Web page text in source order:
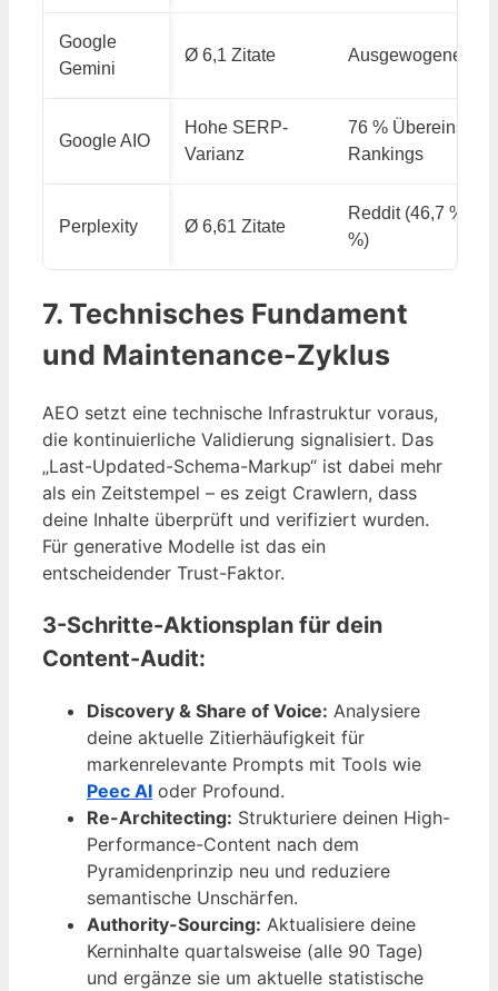
Google
Gemini
Ø 6,1 Zitate Ausgewogenes
Google AIO
Hohe SERP-
Varianz
76 %
Rankings
Perplexity Ø 6,61 Zitate
Reddit (46,7 %),
%)
7. Technisches Fundament
und Maintenance-Zyklus
AEO setzt eine technische Infrastruktur voraus,
die kontinuierliche Validierung signalisiert. Das
„Last-Updated-Schema-Markup“ ist dabei mehr
als ein Zeitstempel – es zeigt Crawlern, dass
deine Inhalte überprüft und verifiziert wurden.
Für generative Modelle ist das ein
entscheidender Trust-Faktor.
3-Schritte-Aktionsplan für dein
Content-Audit:
Discovery & Share of Voice: Analysiere
deine aktuelle Zitierhäufigkeit für
markenrelevante Prompts mit Tools wie
Peec AI oder Profound.
Re-Architecting: Strukturiere deinen High-
Performance-Content nach dem
Pyramidenprinzip neu und reduziere
semantische Unschärfen.
Authority-Sourcing: Aktualisiere deine
Kerninhalte quartalsweise (alle 90 Tage)
und ergänze sie um aktuelle statistische